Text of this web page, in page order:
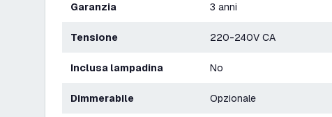
Garanzia 3 anni
Tensione 220-240V CA
Inclusa lampadina No
Dimmerabile Opzionale